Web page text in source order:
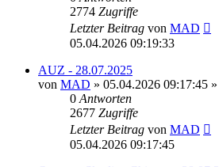
2774 Zugriffe
Letzter Beitrag von MAD
05.04.2026 09:19:33
AUZ - 28.07.2025
von MAD » 05.04.2026 09:17:45
0 Antworten
2677 Zugriffe
Letzter Beitrag von MAD
05.04.2026 09:17:45